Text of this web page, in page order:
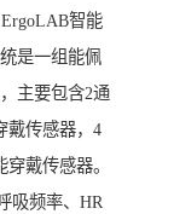
智能
是一组能佩
主要包含2通
戴传感器，4
戴传感器。
吸频率、HR